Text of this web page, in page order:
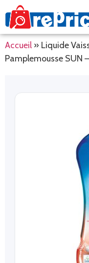
Accueil » Liquide
Pamplemousse